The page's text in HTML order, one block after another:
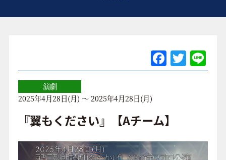
アクセス
協賛企業 / 運営会社
F
a
o
o
T
w
演劇
2025年4月28日(月) ～ 2025年4月28日(月)
『翼もください』【Aチーム】